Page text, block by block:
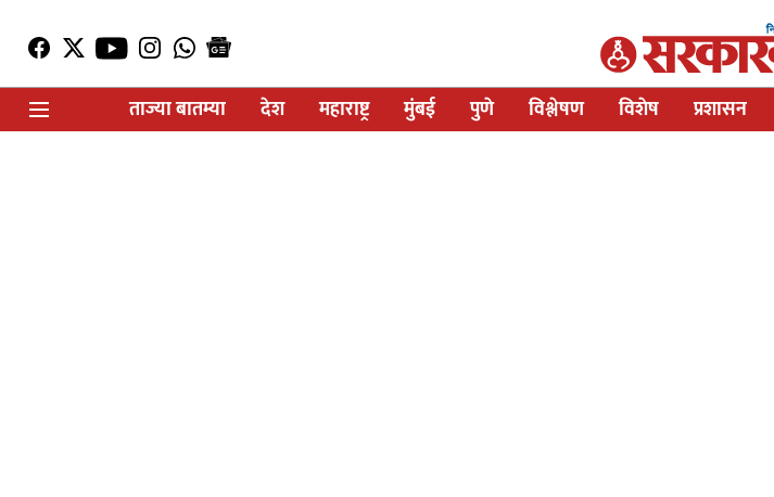
ताज्या बातम्या
देश महाराष्ट्र मुंबई पुणे विश्लेषण विशेष प्रशासन